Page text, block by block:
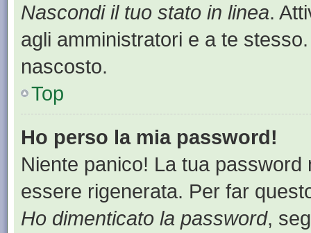
Nascondi il tuo stato in linea.
agli amministratori e a te
nascosto.
Top
Ho perso la mia password!
Niente panico! La tua
essere rigenerata. Per far
Ho dimenticato la password,